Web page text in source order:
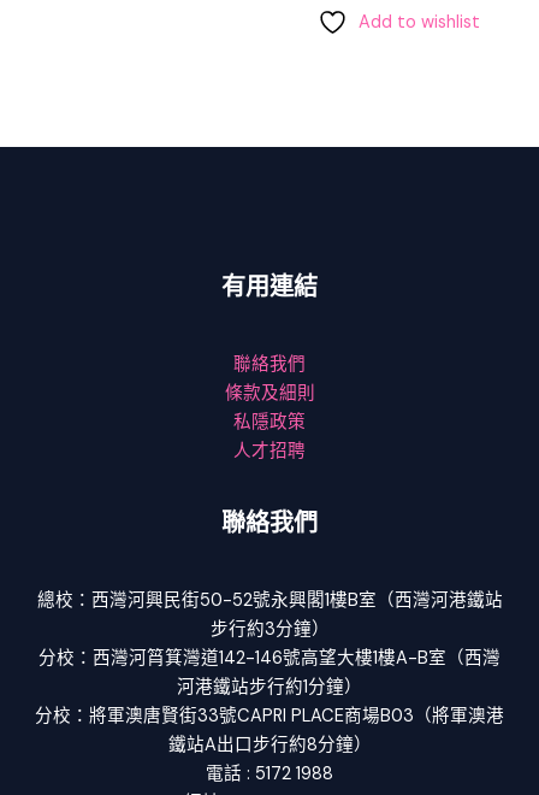
Add to wishlist
有用連結
聯絡我們
條款及細則
私隱政策
人才招聘
聯絡我們
總校：西灣河興民街50-52號永興閣1樓B室（西灣河港鐵站
步行約3分鐘）
分校：西灣河筲箕灣道142-146號高望大樓1樓A-B室（西灣
河港鐵站步行約1分鐘）
分校：將軍澳唐賢街33號CAPRI PLACE商場B03（將軍澳港
鐵站A出口步行約8分鐘）
電話 : 5172 1988